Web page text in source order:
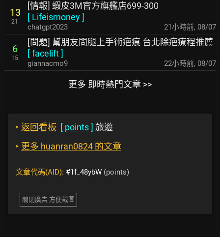
13
21
[情報] 蝦皮3M官方旗艦店699-300
[ Lifeismoney]
chatgpt2023 21小時前, 08/07
6
15
[問題] 幫朋友問腿上手術疤痕 台北除疤療程推薦
[facelift]
giannacmo9 22小時前, 08/07
更多 即時熱門文章 >>
‣ 返回看板 [ points] 旅遊
‣ 更多 huanran0824 的文章
文章代碼(AID): #1f_48ybW (points)
關閉廣告 方便截圖